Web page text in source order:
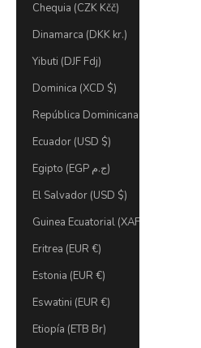
Chequia (CZK Kčč)
Dinamarca (DKK kr.)
Yibuti (DJF Fdj)
Dominica (XCD $)
República Dominicana (DOP $)
Ecuador (USD $)
Egipto (EGP ج.م)
El Salvador (USD $)
Guinea Ecuatorial (XAF CFA)
Eritrea (EUR €)
Estonia (EUR €)
Eswatini (EUR €)
Etiopía (ETB Br)